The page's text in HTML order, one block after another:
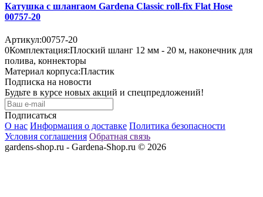
Катушка с шлангаом Gardena Classic roll-fix Flat Hose
00757-20
Артикул:00757-20
0Комплектация:Плоский шланг 12 мм - 20 м, наконечник для
полива, коннекторы
Материал корпуса:Пластик
Подписка на новости
Будьте в курсе новых акций и спецпредложений!
Подписаться
О нас Информация о доставке Политика безопасности
Условия соглашения Обратная связь
gardens-shop.ru - Gardena-Shop.ru © 2026